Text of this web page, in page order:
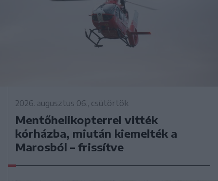
2026. augusztus 06., csütörtök
Mentőhelikopterrel vitték
kórházba, miután kiemelték a
Marosból – frissítve